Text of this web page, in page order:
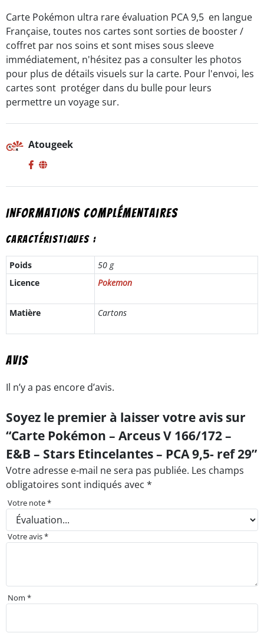
Carte Pokémon ultra rare évaluation PCA 9,5 en langue
Française, toutes nos cartes sont sorties de booster /
coffret par nos soins et sont mises sous sleeve
immédiatement, n'hésitez pas a consulter les photos
pour plus de détails visuels sur la carte. Pour l'envoi, les
cartes sont protéger dans du bulle pour leurs
permettre un voyage sur.
Atougeek
Informations complémentaires
Caractéristiques :
Poids
50 g
Licence
Pokemon
Matière Cartons
Avis
Il n’y a pas encore d’avis.
Soyez le premier à laisser votre avis sur
“Carte Pokémon – Arceus V 166/172 –
E&B – Stars Etincelantes – PCA 9,5- ref 29”
Votre adresse e-mail ne sera pas publiée. Les champs
obligatoires sont indiqués avec *
Votre note*
Votre avis*
Nom*